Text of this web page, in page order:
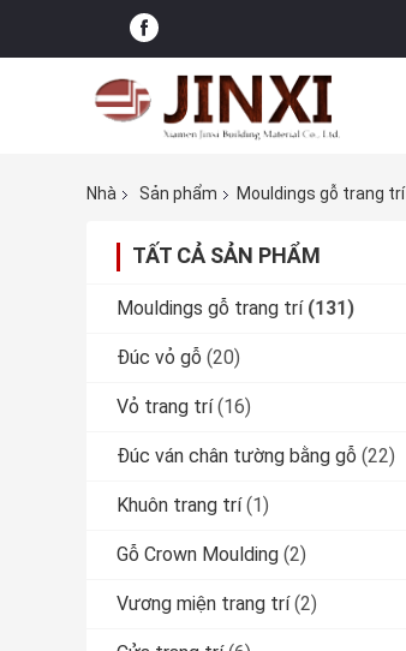
Nhà
Sản phẩm Mouldings gỗ trang trí
TẤT CẢ SẢN PHẨM
Mouldings gỗ trang trí (131)
Đúc vỏ gỗ (20)
Vỏ trang trí (16)
Đúc ván chân tường bằng gỗ (22)
Khuôn trang trí (1)
Gỗ Crown Moulding (2)
Vương miện trang trí (2)